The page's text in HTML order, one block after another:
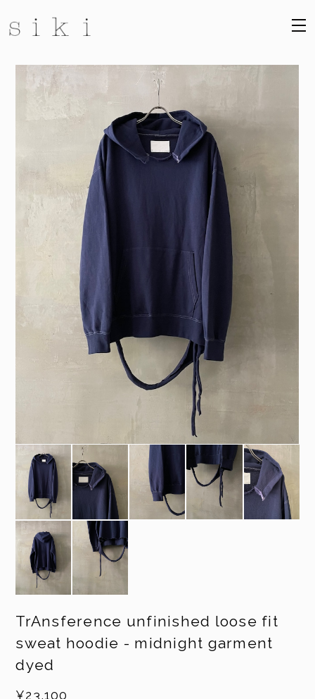
TrAnsference unfinished loose fit
sweat hoodie - midnight garment
dyed
¥23,100